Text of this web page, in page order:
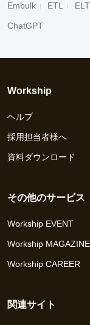
Embulk ETL ELT
ChatGPT
Workship
ヘルプ
採用担当者様へ
資料ダウンロード
その他のサービス
Workship EVENT
Workship MAGAZINE
Workship CAREER
関連サイト